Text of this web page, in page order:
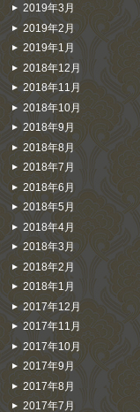
2019年3月
2019年2月
2019年1月
2018年12月
2018年11月
2018年10月
2018年9月
2018年8月
2018年7月
2018年6月
2018年5月
2018年4月
2018年3月
2018年2月
2018年1月
2017年12月
2017年11月
2017年10月
2017年9月
2017年8月
2017年7月